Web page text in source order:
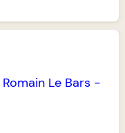
Romain Le Bars -